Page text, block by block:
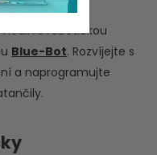
s robotickou
Blue-Bot. Rozvíjejte s
a naprogramujte